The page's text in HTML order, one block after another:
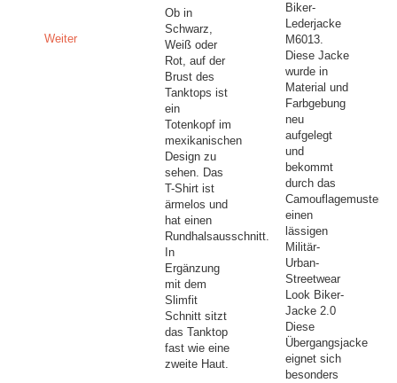
Weiter
Ob in
Schwarz,
Weiß oder
Rot, auf der
Brust des
Tanktops ist
ein
Totenkopf im
mexikanischen
Design zu
sehen. Das
T-Shirt ist
ärmelos und
hat einen
Rundhalsausschnitt.
In
Ergänzung
mit dem
Slimfit
Schnitt sitzt
das Tanktop
fast wie eine
zweite Haut.
Biker-
Lederjacke
M6013.
Diese Jacke
wurde in
Material und
Farbgebung
neu
aufgelegt
und
bekommt
durch das
Camouflagemuster
einen
lässigen
Militär-
Urban-
Streetwear
Look Biker-
Jacke 2.0
Diese
Übergangsjacke
eignet sich
besonders